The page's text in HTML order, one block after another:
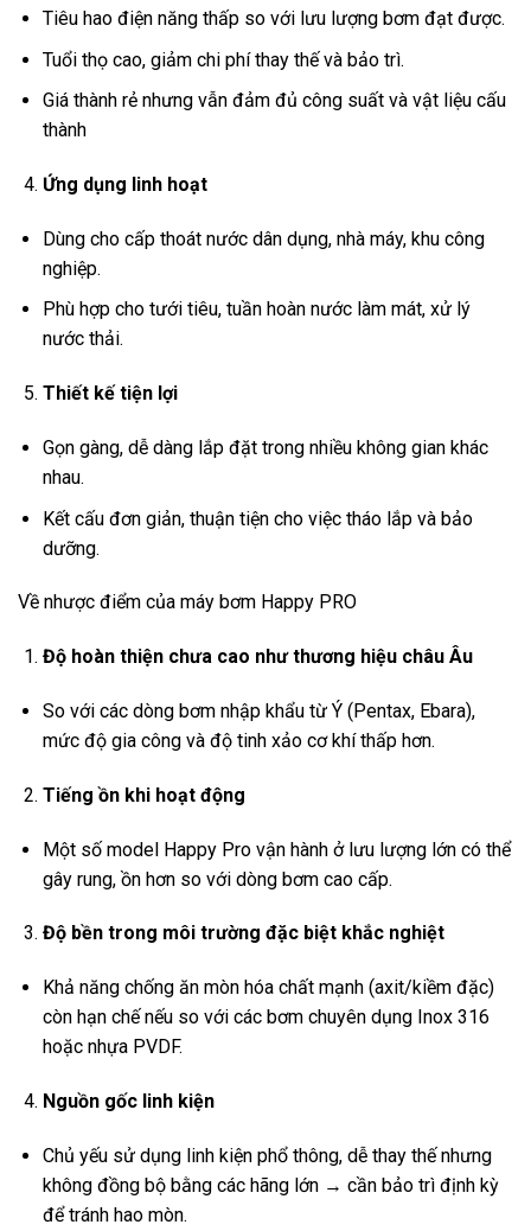
Tiêu hao điện năng thấp so với lưu lượng bơm đạt được.
Tuổi thọ cao, giảm chi phí thay thế và bảo trì.
Giá thành rẻ nhưng vẫn đảm đủ công suất và vật liệu cấu
thành
Ứng dụng linh hoạt
Dùng cho cấp thoát nước dân dụng, nhà máy, khu công
nghiệp.
Phù hợp cho tưới tiêu, tuần hoàn nước làm mát, xử lý
nước thải.
Thiết kế tiện lợi
Gọn gàng, dễ dàng lắp đặt trong nhiều không gian khác
nhau.
Kết cấu đơn giản, thuận tiện cho việc tháo lắp và bảo
dưỡng.
Về nhược điểm của máy bơm Happy PRO
Độ hoàn thiện chưa cao như thương hiệu châu Âu
So với các dòng bơm nhập khẩu từ Ý (Pentax, Ebara),
mức độ gia công và độ tinh xảo cơ khí thấp hơn.
Tiếng ồn khi hoạt động
Một số model Happy Pro vận hành ở lưu lượng lớn có thể
gây rung, ồn hơn so với dòng bơm cao cấp.
Độ bền trong môi trường đặc biệt khắc nghiệt
Khả năng chống ăn mòn hóa chất mạnh (axit/kiềm đặc)
còn hạn chế nếu so với các bơm chuyên dụng Inox 316
hoặc nhựa PVDF.
Nguồn gốc linh kiện
Chủ yếu sử dụng linh kiện phổ thông, dễ thay thế nhưng
không đồng bộ bằng các hãng lớn → cần bảo trì định kỳ
để tránh hao mòn.